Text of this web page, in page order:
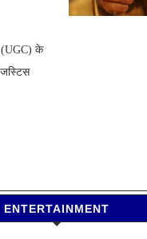
(UGC) के
ENTERTAINMENT